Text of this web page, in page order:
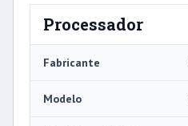
Processador
Fabricante
Modelo